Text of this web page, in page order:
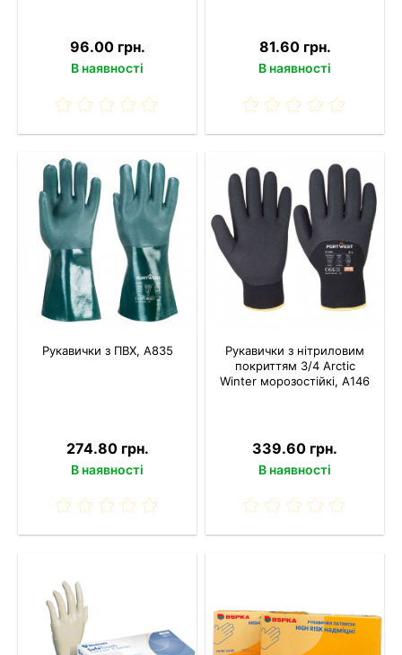
96.00 грн.
В наявності
81.60 грн.
В наявності
Рукавички з ПВХ, A835
274.80 грн.
В наявності
Рукавички з нітриловим
покриттям 3/4 Arctic
Winter морозостійкі, A146
339.60 грн.
В наявності